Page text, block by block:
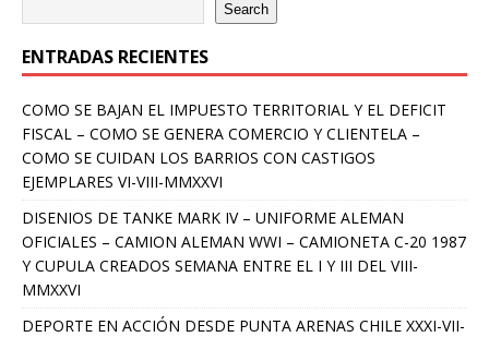
Search
ENTRADAS RECIENTES
COMO SE BAJAN EL IMPUESTO TERRITORIAL Y EL DEFICIT
FISCAL – COMO SE GENERA COMERCIO Y CLIENTELA –
COMO SE CUIDAN LOS BARRIOS CON CASTIGOS
EJEMPLARES VI-VIII-MMXXVI
DISENIOS DE TANKE MARK IV – UNIFORME ALEMAN
OFICIALES – CAMION ALEMAN WWI – CAMIONETA C-20 1987
Y CUPULA CREADOS SEMANA ENTRE EL I Y III DEL VIII-
MMXXVI
DEPORTE EN ACCIÓN DESDE PUNTA ARENAS CHILE XXXI-VII-